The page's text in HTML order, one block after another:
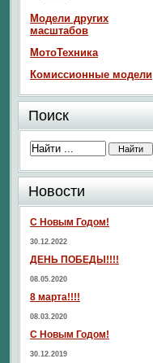
Модели других
масштабов
МотоТехника
Комиссионные модели
Поиск
Новости
С Новым Годом!
30.12.2022
ДЕНЬ ПОБЕДЫ!!!!
08.05.2020
8 марта!!!!
08.03.2020
С Новым Годом!
30.12.2019